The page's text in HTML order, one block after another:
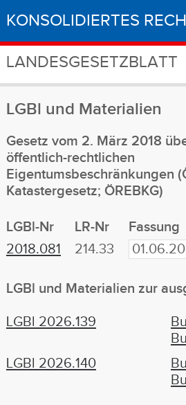
KONSOLIDIERTES
LANDESGESETZBLATT
LGBl und Materialien
Gesetz vom 2. März 2018
öffentlich-rechtlichen
Eigentumsbeschränkungen
Katastergesetz; ÖREBKG)
LGBl-Nr LR-Nr
Fassung
2018.081
214.33
LGBl und Materialien zur
LGBl 2026.139
LGBl 2026.140